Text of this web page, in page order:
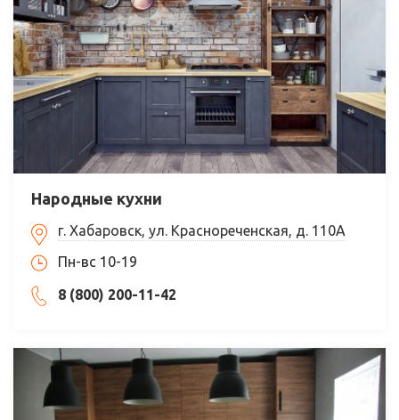
Народные кухни
г. Хабаровск, ул. Краснореченская, д. 110А
Пн-вс 10-19
8 (800) 200-11-42